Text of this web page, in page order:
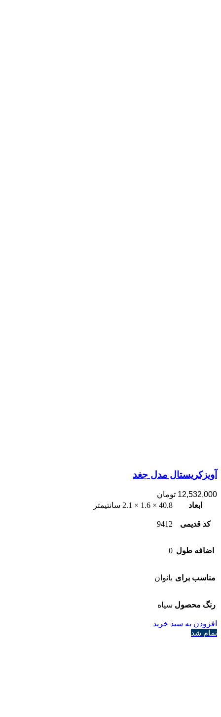
آویزکریستال مدل جغد
12,532,000 تومان
ابعاد
40.8 × 1.6 × 2.1 سانتیمتر
کد قدیمی 9412
اضافه طول 0
مناسب برای بانوان
رنگ محصول سیاه
افزودن به سبد خرید
تمام شد